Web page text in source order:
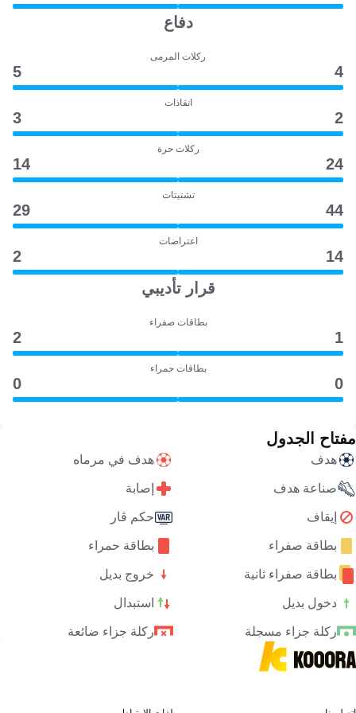
دفاع
ركلات المرمى
4
5
انقاذات
2
3
ركلات حرة
24
14
تشتيتات
44
29
اعتراضات
14
2
قرار تأديبي
بطاقات صفراء
1
2
بطاقات حمراء
0
0
مفتاح الجدول
هدف هدف في مرماه
صناعة هدف إصابة
إيقاف حكم ڤار
بطاقة صفراء بطاقة حمراء
بطاقة صفراء ثانية خروج بديل
دخول بديل استبدال
ركلة جزاء مسجلة ركلة جزاء ضائعة